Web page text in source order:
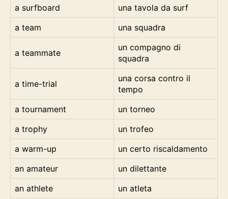
a surfboard
una tavola da surf
a team
una squadra
a teammate
un compagno di
squadra
a time-trial
una corsa contro il
tempo
a tournament
un torneo
a trophy
un trofeo
a warm-up
un certo riscaldamento
an amateur
un dilettante
an athlete
un atleta